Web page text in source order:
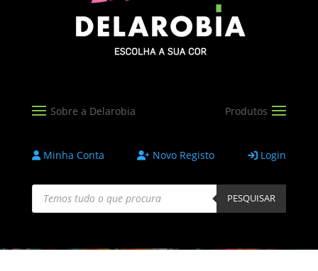
Minha Conta Novo Registo Login
Products
search PESQUISAR